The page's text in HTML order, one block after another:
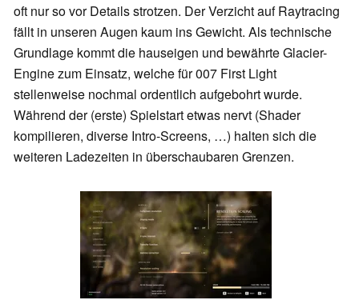
oft nur so vor Details strotzen. Der Verzicht auf Raytracing
fällt in unseren Augen kaum ins Gewicht. Als technische
Grundlage kommt die hauseigen und bewährte Glacier-
Engine zum Einsatz, welche für 007 First Light
stellenweise nochmal ordentlich aufgebohrt wurde.
Während der (erste) Spielstart etwas nervt (Shader
kompilieren, diverse Intro-Screens, …) halten sich die
weiteren Ladezeiten in überschaubaren Grenzen.